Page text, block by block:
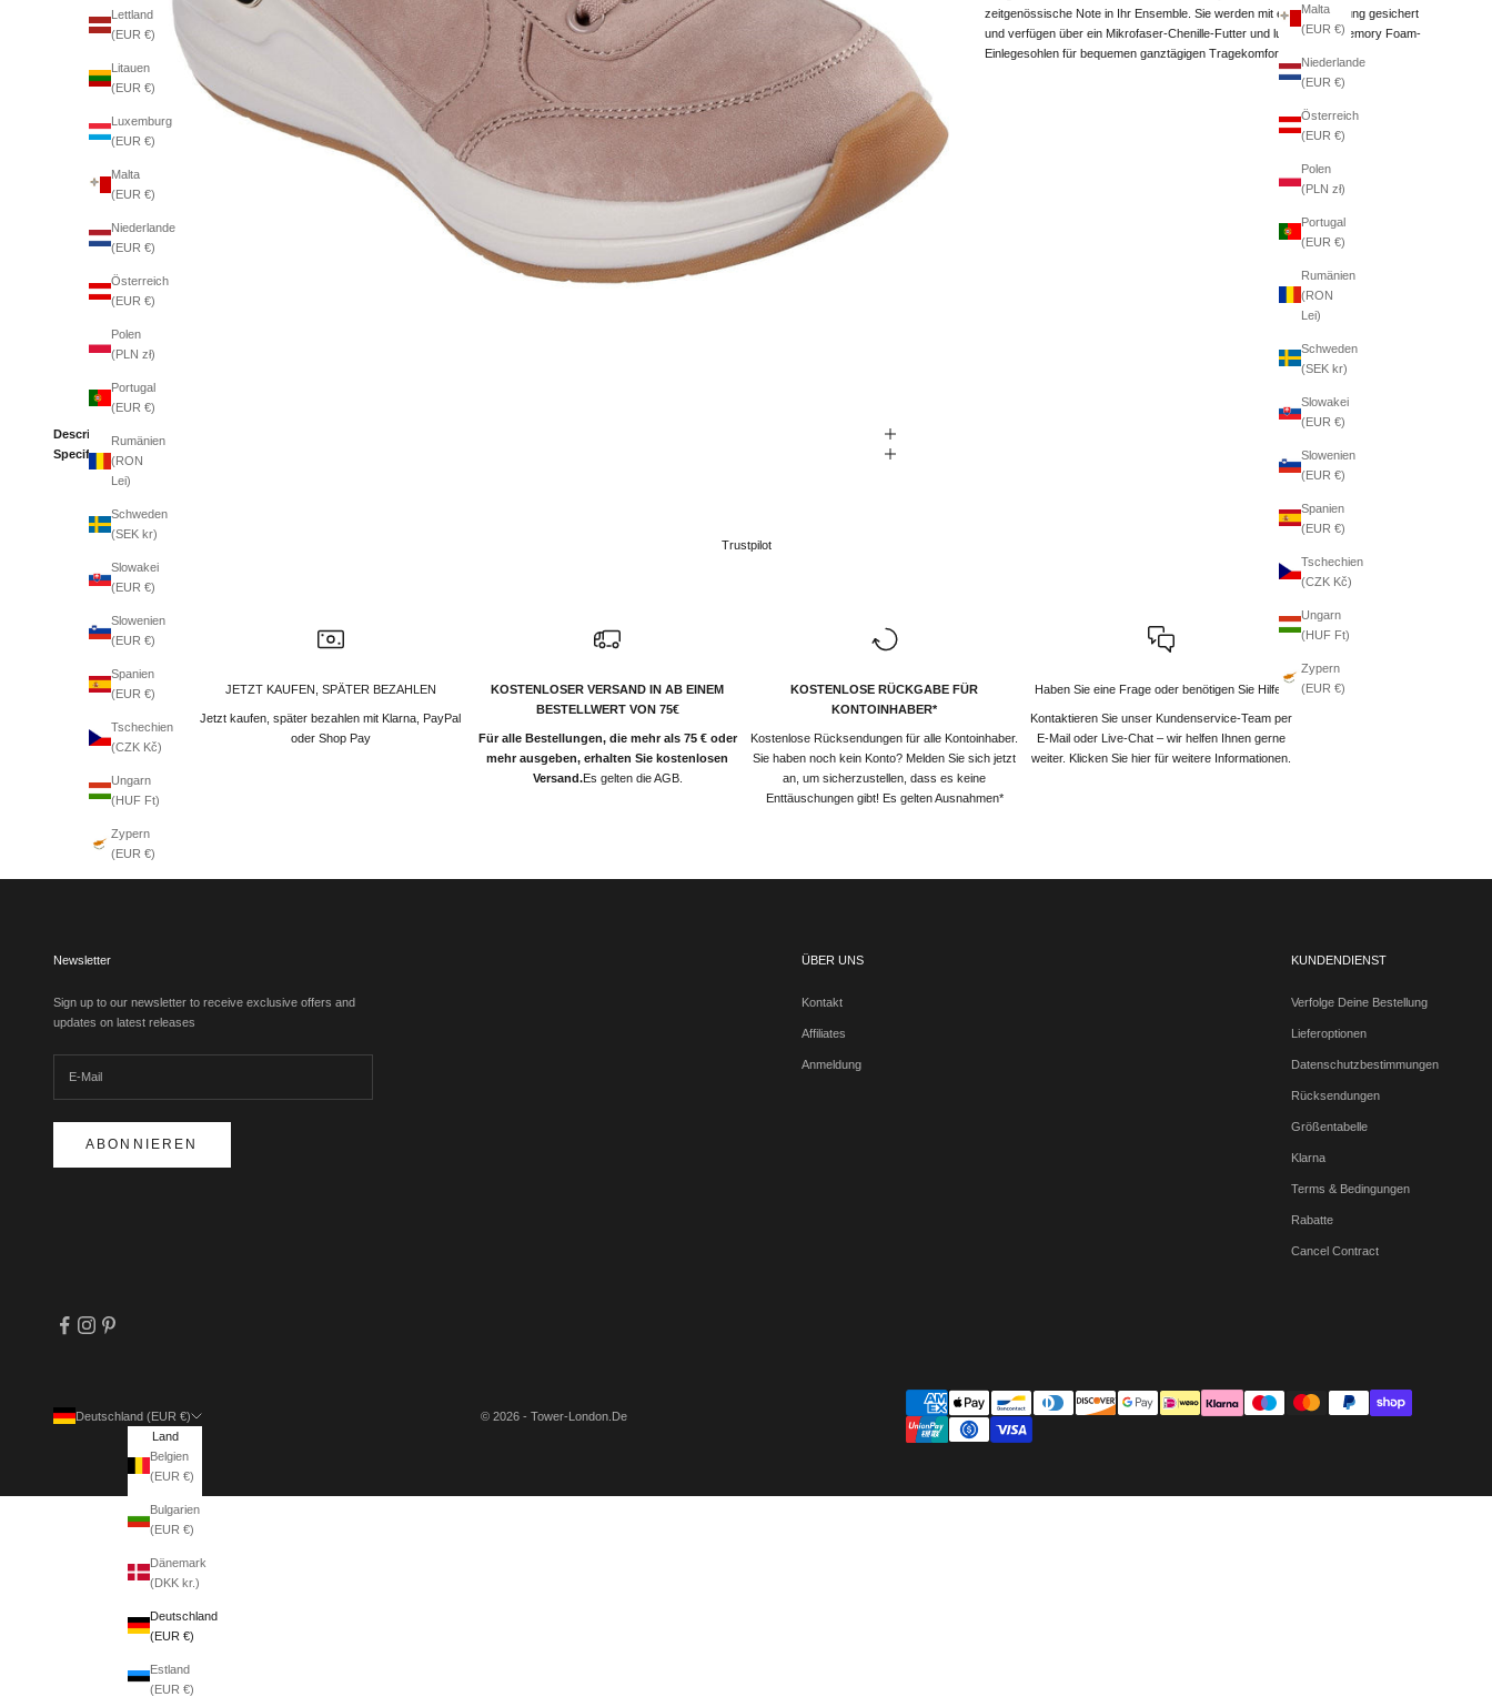
Malta
(EUR €)
Niederlande
(EUR €)
Österreich
(EUR €)
Polen
(PLN zł)
Portugal
(EUR €)
Rumänien
(RON
Lei)
Schweden
(SEK kr)
Slowakei
(EUR €)
Slowenien
(EUR €)
Spanien
(EUR €)
Tschechien
(CZK Kč)
Ungarn
(HUF Ft)
Zypern
(EUR €)
Lettland
(EUR €)
Litauen
(EUR €)
Luxemburg
(EUR €)
Malta
(EUR €)
Niederlande
(EUR €)
Österreich
(EUR €)
Polen
(PLN zł)
Portugal
(EUR €)
Rumänien
(RON
Lei)
Schweden
(SEK kr)
Slowakei
(EUR €)
Slowenien
(EUR €)
Spanien
(EUR €)
Tschechien
(CZK Kč)
Ungarn
(HUF Ft)
Zypern
(EUR €)
zeitgenössische Note in Ihr Ensemble. Sie werden mit einer Schnürung gesichert
und verfügen über ein Mikrofaser-Chenille-Futter und luftgekühlte Memory Foam-
Einlegesohlen für bequemen ganztägigen Tragekomfort.
Description
Specifications
Trustpilot
JETZT KAUFEN, SPÄTER BEZAHLEN
Jetzt kaufen, später bezahlen mit Klarna, PayPal
oder Shop Pay
KOSTENLOSER VERSAND IN AB EINEM
BESTELLWERT VON 75€
Für alle Bestellungen, die mehr als 75 € oder
mehr ausgeben, erhalten Sie kostenlosen
Versand.Es gelten die AGB.
KOSTENLOSE RÜCKGABE FÜR
KONTOINHABER*
Kostenlose Rücksendungen für alle Kontoinhaber.
Sie haben noch kein Konto? Melden Sie sich jetzt
an, um sicherzustellen, dass es keine
Enttäuschungen gibt! Es gelten Ausnahmen*
Haben Sie eine Frage oder benötigen Sie Hilfe?
Kontaktieren Sie unser Kundenservice-Team per
E-Mail oder Live-Chat – wir helfen Ihnen gerne
weiter. Klicken Sie hier für weitere Informationen.
Newsletter
Sign up to our newsletter to receive exclusive offers and
updates on latest releases
ABONNIEREN
ÜBER UNS
Kontakt
Affiliates
Anmeldung
KUNDENDIENST
Verfolge Deine Bestellung
Lieferoptionen
Datenschutzbestimmungen
Rücksendungen
Größentabelle
Klarna
Terms & Bedingungen
Rabatte
Cancel Contract
Deutschland (EUR €)
Land
Belgien
(EUR €)
Bulgarien
(EUR €)
Dänemark
(DKK kr.)
Deutschland
(EUR €)
Estland
(EUR €)
© 2026 - Tower-London.De